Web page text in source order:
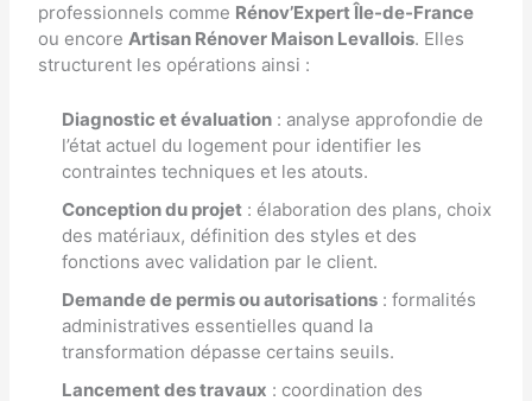
professionnels comme Rénov’Expert Île-de-France
ou encoreArtisan Rénover Maison Levallois. Elles
structurent les opérations ainsi :
Diagnostic et évaluation : analyse approfondie de
l’état actuel du logement pour identifier les
contraintes techniques et les atouts.
Conception du projet : élaboration des plans, choix
des matériaux, définition des styles et des
fonctions avec validation par le client.
Demande de permis ou autorisations : formalités
administratives essentielles quand la
transformation dépasse certains seuils.
Lancement des travaux : coordination des